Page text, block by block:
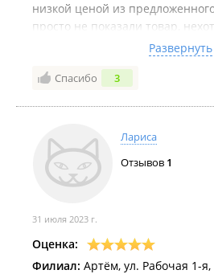
низкой ценой из
просто не показали товар,
ленивца ответили, что
Можно было ткнуть пальцем в
б сама уже разобралась. Но
Благодарствую царь! Что
мной, хоть и через губу! Я ж не
который у вас собрался за
потревожила таким вопросом.
как купила с другом месте. А вас
рекомендовать, как компанию
Развернуть
Спасибо 3
Лариса
Отзывов 1
31 июля 2023 г.
Оценка:
Филиал: Артём, ул. Рабочая 1-я,